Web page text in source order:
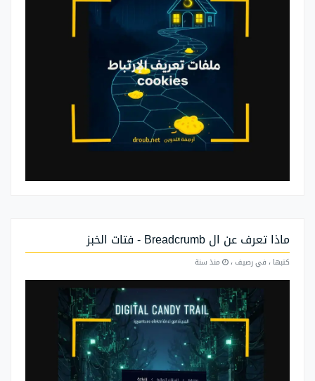
ماذا تعرف عن ال Breadcrumb - فتات الخبز
كتبها ، في رصيف ، منذ سنة